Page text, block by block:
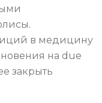
в медицину
на due
закрыть